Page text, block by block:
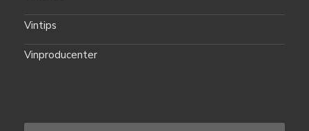
Vintips
Vinproducenter